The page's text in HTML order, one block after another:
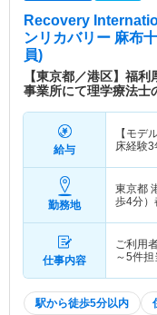
Recovery
ンリカバリー 麻布
員)
【東京都／港区】福
事業所にて理学療法
給与
【モデ
床経験
験3年（
勤務地
東京都
歩4分）
仕事内容
ご利用
～5件
駅から徒歩5分以内